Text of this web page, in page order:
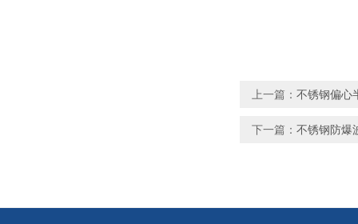
上一篇： 不锈钢偏心
下一篇： 不锈钢防爆